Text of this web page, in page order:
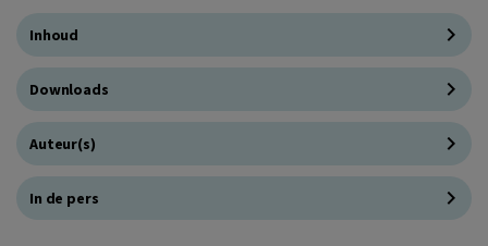
Inhoud
Downloads
Auteur(s)
In de pers